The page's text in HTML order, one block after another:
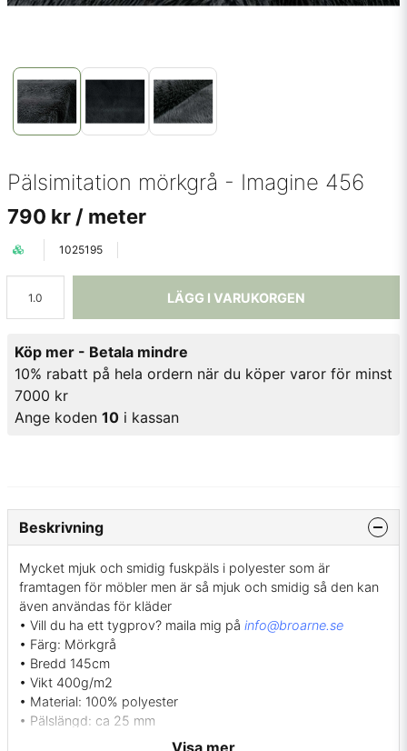
Pälsimitation mörkgrå - Imagine 456
790 kr / meter
1025195
LÄGG I VARUKORGEN
Köp mer - Betala mindre
10% rabatt på hela ordern när du köper varor för minst
7000 kr
Ange koden 10 i kassan
Beskrivning
Mycket mjuk och smidig fuskpäls i polyester som är
framtagen för möbler men är så mjuk och smidig så den kan
även användas för kläder
• Vill du ha ett tygprov? maila mig på info@broarne.se
• Färg: Mörkgrå
• Bredd 145cm
• Vikt 400g/m2
• Material: 100% polyester
• Pälslängd: ca 25 mm
• Tvätt: Rengöring med vattenbaserat textilschampo, men får
Visa mer